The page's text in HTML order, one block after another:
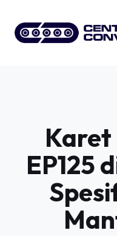
content
Karet
EP125